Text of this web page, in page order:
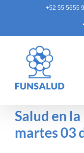
+52 55 5655
Salud en
martes 03